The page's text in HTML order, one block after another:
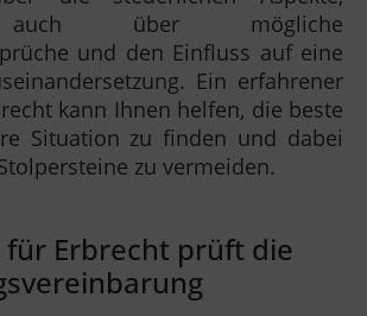
auch über mögliche
und den Einfluss auf eine
Ein erfahrener
kann Ihnen helfen, die beste
Situation zu finden und dabei
zu vermeiden.
für Erbrecht prüft die